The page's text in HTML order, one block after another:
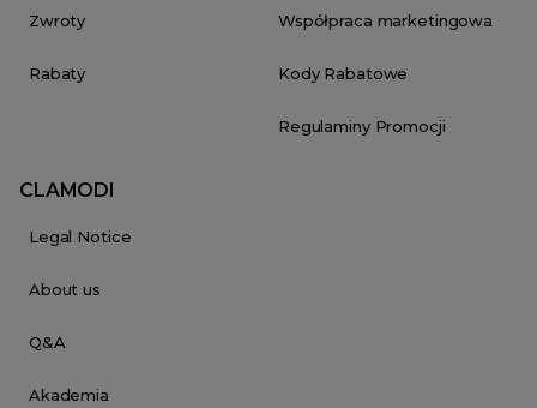
Zwroty
Rabaty
Współpraca marketingowa
Kody Rabatowe
Regulaminy Promocji
CLAMODI
Legal Notice
About us
Q&A
Akademia